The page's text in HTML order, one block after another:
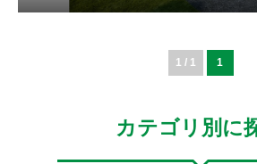
1 / 1 1
カテゴリ別に